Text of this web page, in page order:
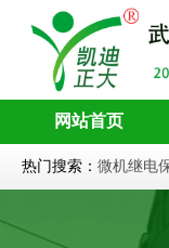
网站首页
热门搜索： 微机继电